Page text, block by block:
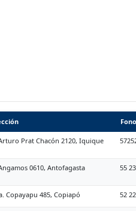
Fono
Prat Chacón 2120, Iquique
0610, Antofagasta 55
Copayapu 485, Copiapó 52